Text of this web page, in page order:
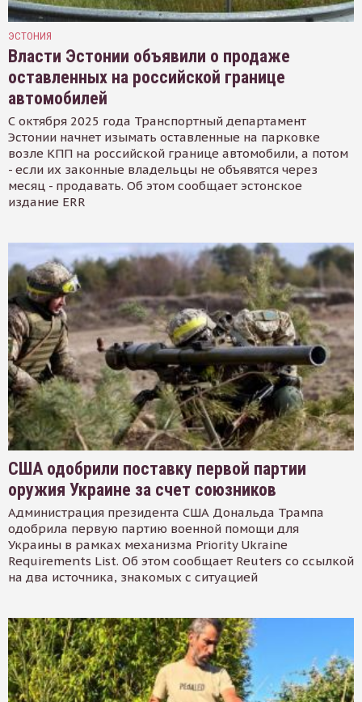
ЭСТОНИЯ
Власти Эстонии объявили о продаже
оставленных на российской границе
автомобилей
С октября 2025 года Транспортный департамент
Эстонии начнет изымать оставленные на парковке
возле КПП на российской границе автомобили, а потом
- если их законные владельцы не объявятся через
месяц - продавать. Об этом сообщает эстонское
издание ERR
США одобрили поставку первой партии
оружия Украине за счет союзников
Администрация президента США Дональда Трампа
одобрила первую партию военной помощи для
Украины в рамках механизма Priority Ukraine
Requirements List. Об этом сообщает Reuters со ссылкой
на два источника, знакомых с ситуацией